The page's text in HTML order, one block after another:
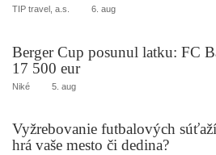
TIP travel, a.s. 6. aug
Berger Cup posunul latku: FC
17 500 eur
Niké 5. aug
Vyžrebovanie futbalových
hrá vaše mesto či dedina?